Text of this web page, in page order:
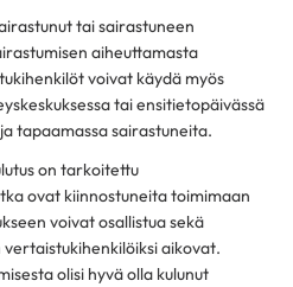
tai sairastuneen
aiheuttamasta
voivat käydä myös
tai ensitietopäivässä
tapaamassa sairastuneita.
on tarkoitettu
ovat kiinnostuneita toimimaan
voivat osallistua sekä
aikovat.
olisi hyvä olla kulunut